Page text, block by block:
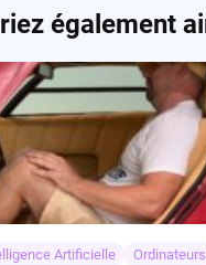
également
Artificielle Ordinateurs